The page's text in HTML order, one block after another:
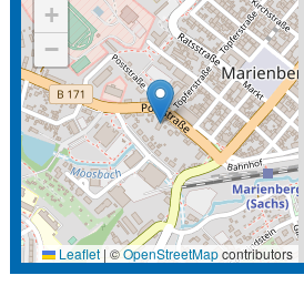
+
−
Leaflet | ©OpenStreetMapcontributors